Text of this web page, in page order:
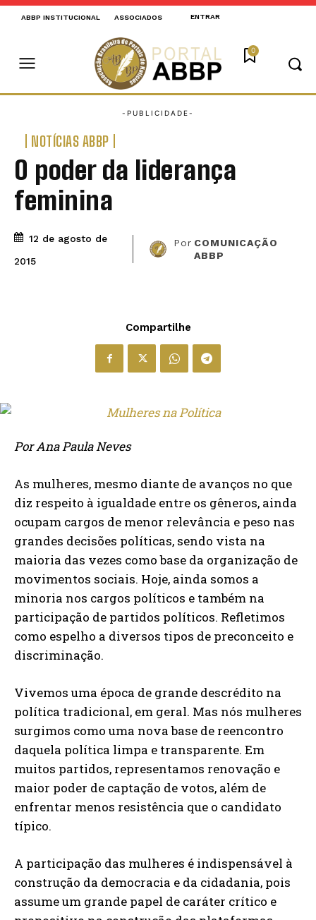
ABBP INSTITUCIONAL ASSOCIADOS ENTRAR
0
NOTÍCIAS ABBP
O poder da liderança
feminina
12 de agosto de
2015
Por COMUNICAÇÃO
ABBP
Compartilhe
Por Ana Paula Neves
As mulheres, mesmo diante de avanços no que
diz respeito à igualdade entre os gêneros, ainda
ocupam cargos de menor relevância e peso nas
grandes decisões políticas, sendo vista na
maioria das vezes como base da organização de
movimentos sociais. Hoje, ainda somos a
minoria nos cargos políticos e também na
participação de partidos políticos. Refletimos
como espelho a diversos tipos de preconceito e
discriminação.
Vivemos uma época de grande descrédito na
política tradicional, em geral. Mas nós mulheres
surgimos como uma nova base de reencontro
daquela política limpa e transparente. Em
muitos partidos, representamos renovação e
maior poder de captação de votos, além de
enfrentar menos resistência que o candidato
típico.
A participação das mulheres é indispensável à
construção da democracia e da cidadania, pois
assume um grande papel de caráter crítico e